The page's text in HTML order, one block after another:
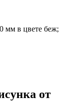
мм в цвете беж;
от